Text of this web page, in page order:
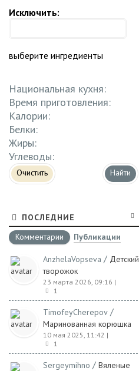
Исключить:
выберите ингредиенты
Национальная кухня:
Время приготовления:
Калории:
Белки:
Жиры:
Углеводы:
Очистить
ПОСЛЕДНИЕ
Комментарии
Публикации
AnzhelaVopseva / Детский
творожок
23 марта 2026, 09:16 |
1
TimofeyCherepov /
Маринованная корюшка
10 мая 2025, 11:42 |
1
Sergeymihno / Вяленые